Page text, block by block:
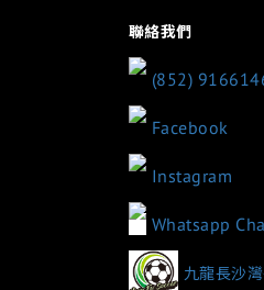
聯絡我們
(852)
Facebook
Instagram
Whatsapp
九龍長沙